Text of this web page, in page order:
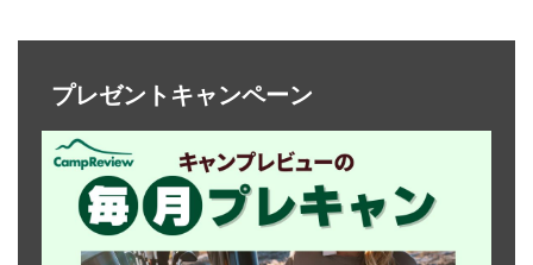
プレゼントキャンペーン